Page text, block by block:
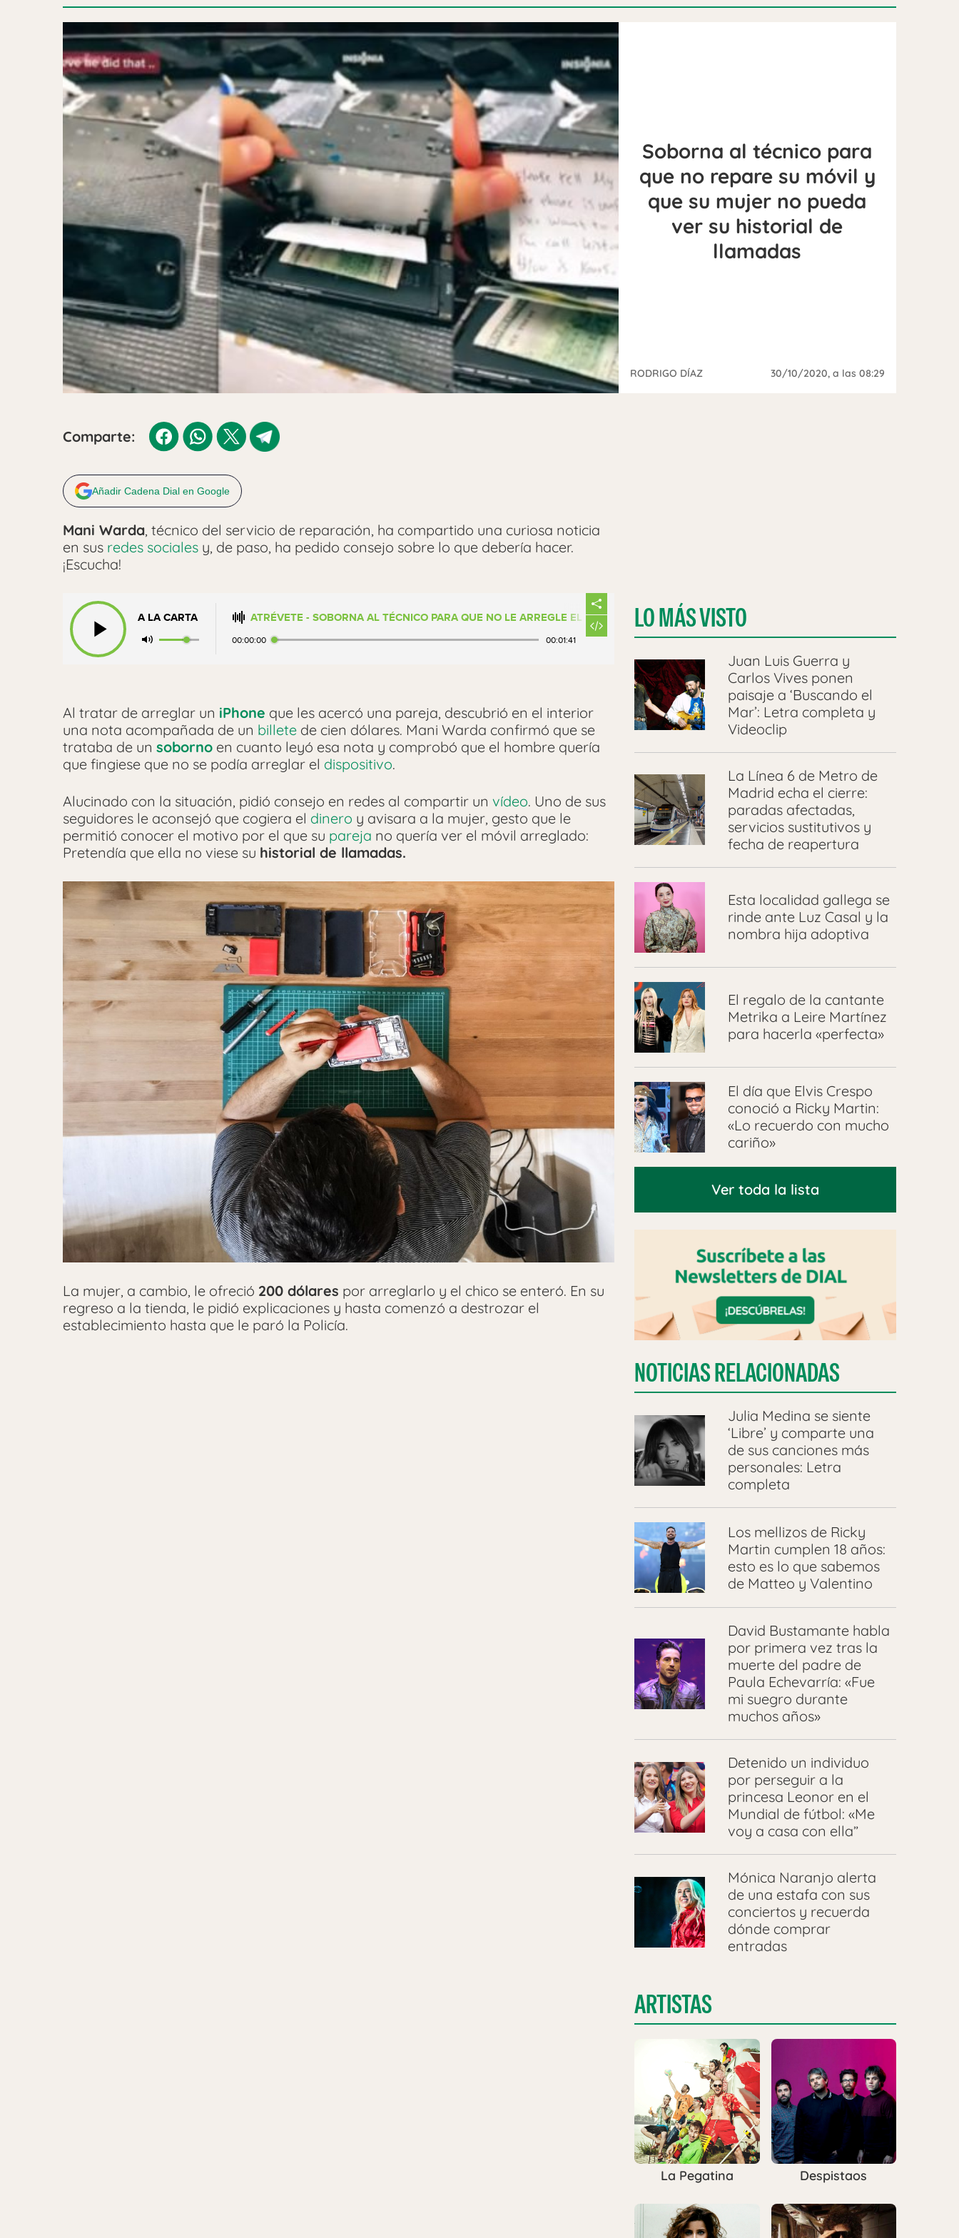
Soborna al técnico para
que no repare su móvil y
que su mujer no pueda
ver su historial de
llamadas
RODRIGO DÍAZ 30/10/2020, a las 08:29
Comparte:
Añadir Cadena Dial en Google
Mani Warda, técnico del servicio de reparación, ha compartido una curiosa noticia
en sus redes sociales y, de paso, ha pedido consejo sobre lo que debería hacer.
¡Escucha!
A LA CARTA ATRÉVETE - SOBORNA AL TÉCNICO PARA QUE NO LE ARREGLE EL MÓVIL Y QUE SU MUJER NO VEA EL HISTORIAL DE LLAMADAS
00:00:00 00:01:41
Al tratar de arreglar un iPhone que les acercó una pareja, descubrió en el interior
una nota acompañada de un billete de cien dólares. Mani Warda confirmó que se
trataba de un soborno en cuanto leyó esa nota y comprobó que el hombre quería
que fingiese que no se podía arreglar el dispositivo.
Alucinado con la situación, pidió consejo en redes al compartir un vídeo. Uno de sus
seguidores le aconsejó que cogiera el dinero y avisara a la mujer, gesto que le
permitió conocer el motivo por el que su pareja no quería ver el móvil arreglado:
Pretendía que ella no viese su historial de llamadas.
La mujer, a cambio, le ofreció 200 dólares por arreglarlo y el chico se enteró. En su
regreso a la tienda, le pidió explicaciones y hasta comenzó a destrozar el
establecimiento hasta que le paró la Policía.
LO MÁS VISTO
Juan Luis Guerra y
Carlos Vives ponen
paisaje a ‘Buscando el
Mar’: Letra completa y
Videoclip
La Línea 6 de Metro de
Madrid echa el cierre:
paradas afectadas,
servicios sustitutivos y
fecha de reapertura
Esta localidad gallega se
rinde ante Luz Casal y la
nombra hija adoptiva
El regalo de la cantante
Metrika a Leire Martínez
para hacerla «perfecta»
El día que Elvis Crespo
conoció a Ricky Martin:
«Lo recuerdo con mucho
cariño»
Ver toda la lista
NOTICIAS RELACIONADAS
Julia Medina se siente
‘Libre’ y comparte una
de sus canciones más
personales: Letra
completa
Los mellizos de Ricky
Martin cumplen 18 años:
esto es lo que sabemos
de Matteo y Valentino
David Bustamante habla
por primera vez tras la
muerte del padre de
Paula Echevarría: «Fue
mi suegro durante
muchos años»
Detenido un individuo
por perseguir a la
princesa Leonor en el
Mundial de fútbol: «Me
voy a casa con ella”
Mónica Naranjo alerta
de una estafa con sus
conciertos y recuerda
dónde comprar
entradas
ARTISTAS
La Pegatina Despistaos